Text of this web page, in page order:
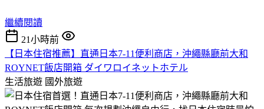
繼續閱讀
21小時前
​【日本住宿推薦】直通日本7-11便利商店，沖繩縣廳前大和
ROYNET飯店開箱 ダイワロイネットホテル
生活旅遊 國外旅遊